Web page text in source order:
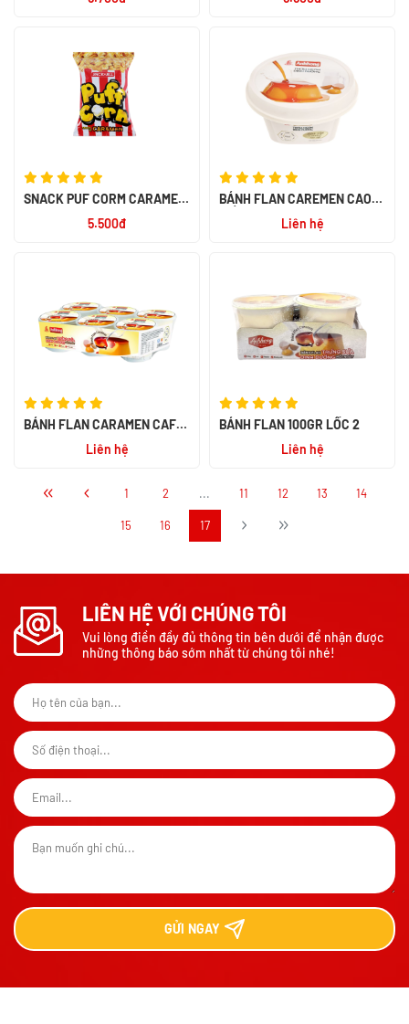
SNACK PUF CORM CARAMEL
5.500đ
BÁNH FLAN CAREMEN CAO
Liên hệ
BÁNH FLAN CARAMEN CAFE
Liên hệ
BÁNH FLAN 100GR LỐC 2
Liên hệ
1 2 ... 11 12 13 14
15 16 17
LIÊN HỆ VỚI CHÚNG TÔI
Vui lòng điền đầy đủ thông tin bên dưới để nhận được
những thông báo sớm nhất từ chúng tôi nhé!
GỬI NGAY